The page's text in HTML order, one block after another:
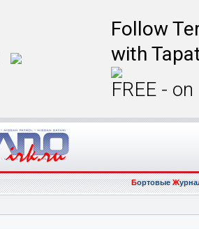
Follow
with
FREE -
БортовыеЖ